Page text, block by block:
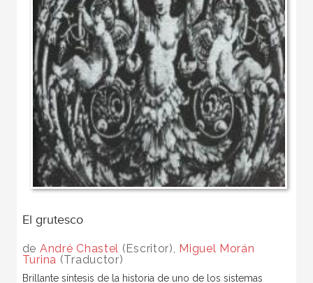
El grutesco
de André Chastel (Escritor), Miguel Morán
Turina (Traductor)
Brillante síntesis de la historia de uno de los sistemas